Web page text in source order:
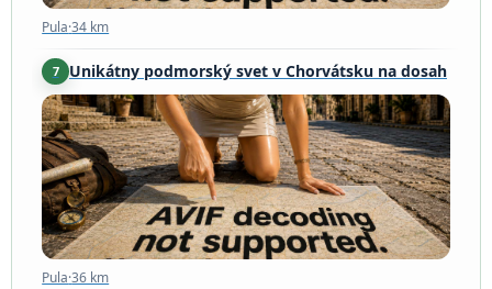
Pula·34 km
7 Unikátny podmorský svet v Chorvátsku na dosah
Pula·36 km
Pula·36 km